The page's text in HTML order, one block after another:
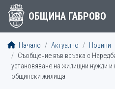
ОБЩИНА ГАБРОВО
Начало Актуално
Новини
Съобщение във връзка с
установяване на жилищни нужди и
общински жилища